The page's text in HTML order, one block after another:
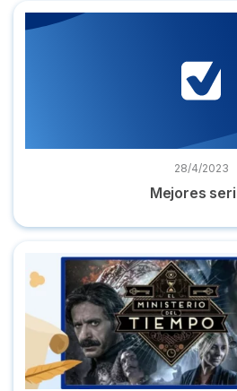
Mejores series
28/4/2023
Mejores
Dónde ver 'El Ministerio del